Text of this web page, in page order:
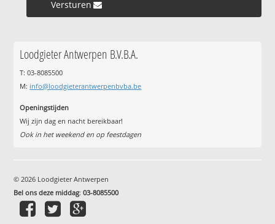
Versturen »
Loodgieter Antwerpen B.V.B.A.
T: 03-8085500
M: info@loodgieterantwerpenbvba.be
Openingstijden
Wij zijn dag en nacht bereikbaar!
Ook in het weekend en op feestdagen
© 2026 Loodgieter Antwerpen
Bel ons deze middag:03-8085500